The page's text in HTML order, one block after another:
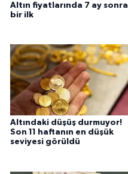
Altın fiyatlarında 7 ay sonra
bir ilk
Altındaki düşüş durmuyor!
Son 11 haftanın en düşük
seviyesi görüldü